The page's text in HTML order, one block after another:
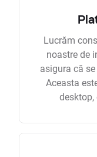
Lucrăm
noastre de
asigura că
Aceasta